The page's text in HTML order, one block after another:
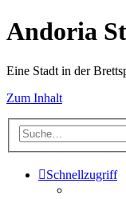
Andoria
Eine Stadt in der
Zum Inhalt
Schnellzugriff